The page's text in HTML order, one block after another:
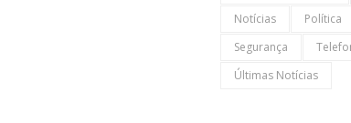
Notícias
Política
Segurança
Últimas Notícias